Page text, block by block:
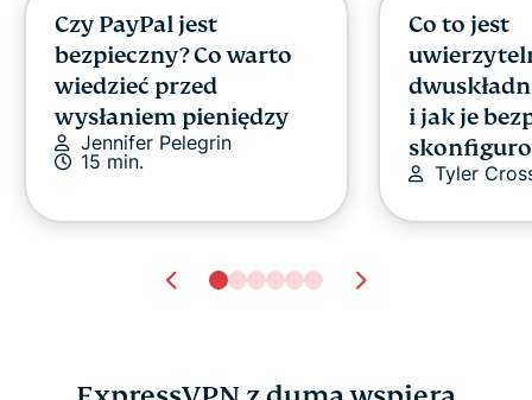
Czy PayPal jest
bezpieczny? Co warto
wiedzieć przed
wysłaniem pieniędzy
Jennifer Pelegrin
15 min.
Co to jest
i jak je
Tyler